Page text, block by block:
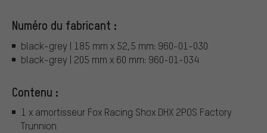
Numéro du fabricant :
black-grey | 185 mm x 52,5 mm: 960-01-030
black-grey | 205 mm x 60 mm: 960-01-034
Contenu :
1 x amortisseur Fox Racing Shox DHX 2POS Factory
Trunnion